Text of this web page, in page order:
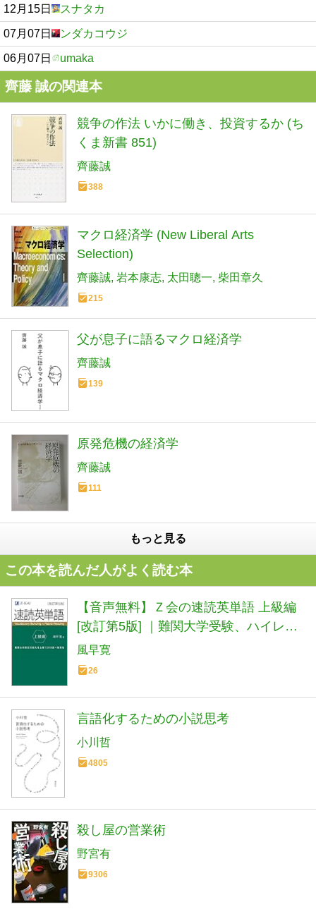
12月15日 スナタカ
07月07日 ンダカコウジ
06月07日 umaka
齊藤 誠の関連本
競争の作法 いかに働き、投資するか (ち
くま新書 851)
齊藤誠
388
マクロ経済学 (New Liberal Arts
Selection)
齊藤誠 岩本康志 太田聰一 柴田章久
215
父が息子に語るマクロ経済学
齊藤誠
139
原発危機の経済学
齊藤誠
111
もっと見る
この本を読んだ人がよく読む本
【音声無料】Ｚ会の速読英単語 上級編
[改訂第5版] ｜難関大学受験、ハイレベ
ルな英語力強化に
風早寛
26
言語化するための小説思考
小川哲
4805
殺し屋の営業術
野宮有
9306